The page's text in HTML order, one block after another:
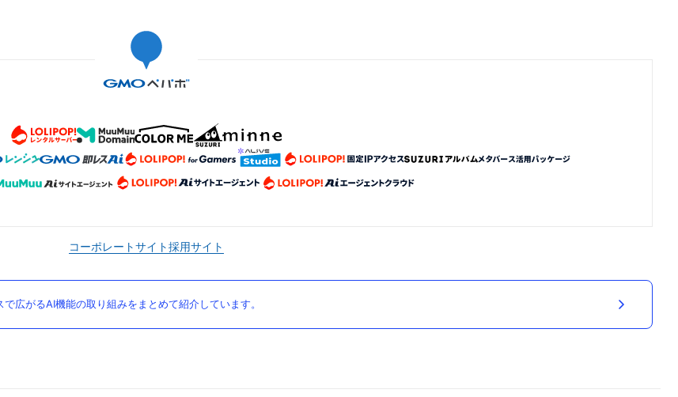
コーポレートサイト採用サイト
広がるAI機能の取り組みをまとめて紹介しています。